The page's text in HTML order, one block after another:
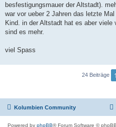
besfestigungsmauer der Altstadt).
war vor ueber 2 Jahren das letzte
Kind. in der Altstadt hat es aber
sind es mehr.
viel Spass
24 Beiträge 1
Kolumbien Community
Powered by phpBB® Forum Software ©